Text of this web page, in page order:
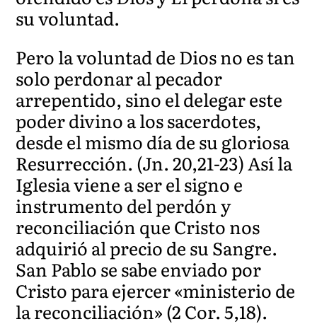
su voluntad.
Pero la voluntad de Dios no es tan
solo perdonar al pecador
arrepentido, sino el delegar este
poder divino a los sacerdotes,
desde el mismo día de su gloriosa
Resurrección. (Jn. 20,21-23) Así la
Iglesia viene a ser el signo e
instrumento del perdón y
reconciliación que Cristo nos
adquirió al precio de su Sangre.
San Pablo se sabe enviado por
Cristo para ejercer «ministerio de
la reconciliación» (2 Cor. 5,18).